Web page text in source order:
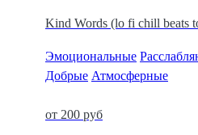
Kind Words (lo fi chill beats
Эмоциональные
Добрые Атмосферные
от 200 руб